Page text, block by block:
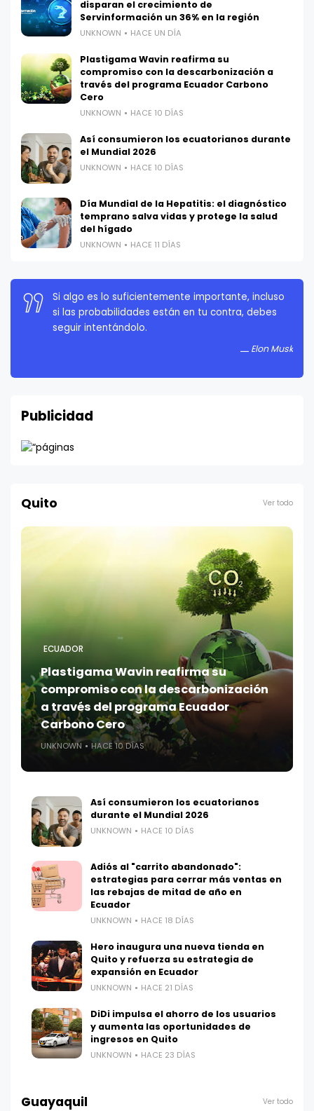
disparan el crecimiento de
Servinformación un 36% en la región
UNKNOWN HACE UN DÍA
Plastigama Wavin reafirma su
compromiso con la descarbonización a
través del programa Ecuador Carbono
Cero
UNKNOWN HACE 10 DÍAS
Así consumieron los ecuatorianos durante
el Mundial 2026
UNKNOWN HACE 10 DÍAS
Día Mundial de la Hepatitis: el diagnóstico
temprano salva vidas y protege la salud
del hígado
UNKNOWN HACE 11 DÍAS
La persistencia es muy importante. No debes
rendirte a menos que estés obligado a rendirte.
Publicidad
Quito Ver todo
ECUADOR
Plastigama Wavin reafirma su
compromiso con la descarbonización
a través del programa Ecuador
Carbono Cero
UNKNOWN HACE 10 DÍAS
Así consumieron los ecuatorianos
durante el Mundial 2026
UNKNOWN HACE 10 DÍAS
Adiós al "carrito abandonado":
estrategias para cerrar más ventas en
las rebajas de mitad de año en
Ecuador
UNKNOWN HACE 18 DÍAS
Hero inaugura una nueva tienda en
Quito y refuerza su estrategia de
expansión en Ecuador
UNKNOWN HACE 21 DÍAS
DiDi impulsa el ahorro de los usuarios
y aumenta las oportunidades de
ingresos en Quito
UNKNOWN HACE 23 DÍAS
Guayaquil Ver todo